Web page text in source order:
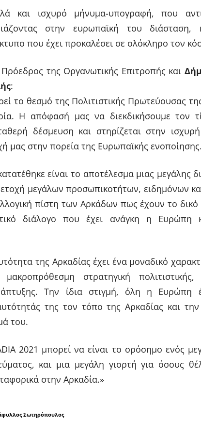
και ισχυρό μήνυμα-υπογραφή, που
στην ευρωπαϊκή του
που έχει προκαλέσει σε ολόκληρο τον
της Οργανωτικής Επιτροπής και
:
το θεσμό της Πολιτιστικής Πρωτεύουσας
Η απόφασή μας να διεκδικήσουμε τον
δέσμευση και στηρίζεται στην
μας στην πορεία της Ευρωπαϊκής ενοποίησης.
είναι το αποτέλεσμα μιας μεγάλης
μεγάλων προσωπικοτήτων, ειδημόνων
πίστη των Αρκάδων πως έχουν το
διάλογο που έχει ανάγκη η Ευρώπη
της Αρκαδίας έχει ένα μοναδικό
στρατηγική πολιτιστικής,
Την ίδια στιγμή, όλη η Ευρώπη
της τον τόπο της Αρκαδίας και
του.
2021 μπορεί να είναι το ορόσημο ενός
και μια μεγάλη γιορτή για όσους
στην Αρκαδία.»
Σωτηρόπουλος